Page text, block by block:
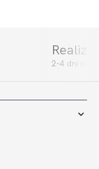
2-4 dni